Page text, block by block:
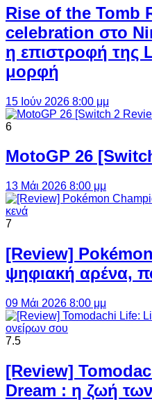
Rise of the Tomb
celebration στο
η επιστροφή της
μορφή
15 Ιούν 2026 8:00 μμ
6
MotoGP 26
13 Μάι 2026 8:00 μμ
7
[Review]
ψηφιακή αρένα,
09 Μάι 2026 8:00 μμ
7.5
[Review]
Dream : η ζωή